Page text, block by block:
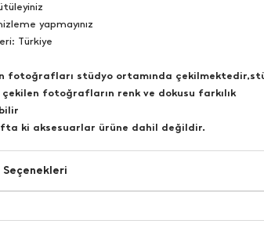
yapmayınız
Türkiye
fotoğrafları stüdyo ortamında
çekilen fotoğrafların renk ve dokusu farkılık
ki aksesuarlar ürüne dahil değildir.